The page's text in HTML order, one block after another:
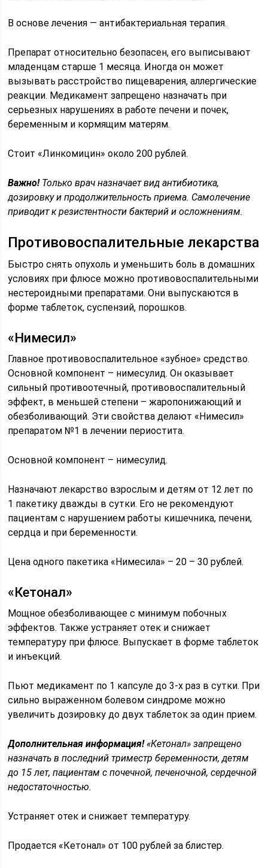
В основе лечения — антибактериальная терапия.
Препарат относительно безопасен, его выписывают
младенцам старше 1 месяца. Иногда он может
вызывать расстройство пищеварения, аллергические
реакции. Медикамент запрещено назначать при
серьезных нарушениях в работе печени и почек,
беременным и кормящим матерям.
Стоит «Линкомицин» около 200 рублей.
Важно!Только врач назначает вид антибиотика,
дозировку и продолжительность приема. Самолечение
приводит к резистентности бактерий и осложнениям.
Противовоспалительные лекарства
Быстро снять опухоль и уменьшить боль в домашних
условиях при флюсе можно противовоспалительными
нестероидными препаратами. Они выпускаются в
форме таблеток, суспензий, порошков.
«Нимесил»
Главное противовоспалительное «зубное» средство.
Основной компонент – нимесулид. Он оказывает
сильный противоотечный, противовоспалительный
эффект, в меньшей степени – жаропонижающий и
обезболивающий. Эти свойства делают «Нимесил»
препаратом №1 в лечении периостита.
Основной компонент – нимесулид.
Назначают лекарство взрослым и детям от 12 лет по
1 пакетику дважды в сутки. Его не рекомендуют
пациентам с нарушением работы кишечника, печени,
сердца и при беременности.
Цена одного пакетика «Нимесила» – 20 – 30 рублей.
«Кетонал»
Мощное обезболивающее с минимум побочных
эффектов. Также устраняет отек и снижает
температуру при флюсе. Выпускает в форме таблеток
и инъекций.
Пьют медикамент по 1 капсуле до 3-х раз в сутки. При
сильно выраженном болевом синдроме можно
увеличить дозировку до двух таблеток за один прием.
Дополнительная информация!«Кетонал» запрещено
назначать в последний триместр беременности, детям
до 15 лет, пациентам с почечной, печеночной, сердечной
недостаточностью.
Устраняет отек и снижает температуру.
Продается «Кетонал» от 100 рублей за блистер.